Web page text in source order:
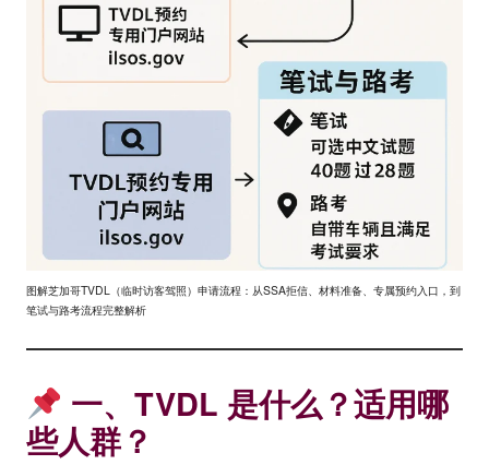
图解芝加哥TVDL（临时访客驾照）申请流程：从SSA拒信、材料准备、专属预约入口，到
笔试与路考流程完整解析
一、TVDL 是什么？适用哪
些人群？